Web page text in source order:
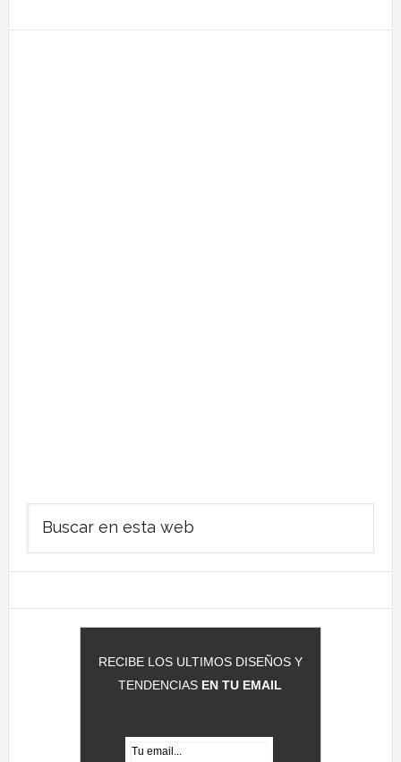
Barra
lateral
principal
RECIBE LOS ULTIMOS DISEÑOS Y
TENDENCIAS EN TU EMAIL